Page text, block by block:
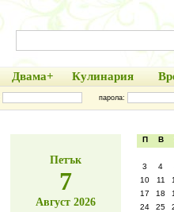
Двама+ Кулинария
парола:
Петък
7
Август 2026
П В
3
4
10
11
17
18
24
25